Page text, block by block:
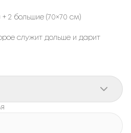
+ 2 большие (70×70 см)
служит дольше и дарит